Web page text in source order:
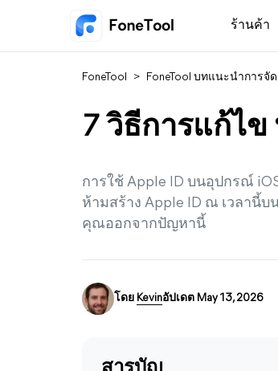
ร้านค้า
FoneTool > FoneTool บทแนะนำการจั
7 วิธีการแก้ไข
การใช้ Apple ID บนอุปกรณ์
ห้ามสร้าง Apple ID ณ เวลานี้บ
คุณออกจากปัญหานี้
โดย Kevinอัปเดต May 13, 2026